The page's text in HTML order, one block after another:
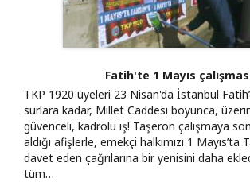
Fatih'te 1 Mayıs
TKP 1920 üyeleri 23 Nisan'da İstanbul
surlara kadar, Millet Caddesi boyunca,
güvenceli, kadrolu iş! Taşeron çalışmaya
aldığı afişlerle, emekçi halkımızı 1 Mayıs’ta
davet eden çağrılarına bir yenisini daha
tüm…